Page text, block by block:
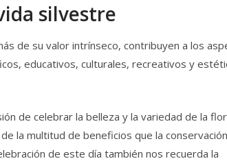
silvestre
de su valor intrínseco, contribuyen a los
educativos, culturales, recreativos y
de celebrar la belleza y la variedad de la
la multitud de beneficios que la
de este día también nos recuerda la